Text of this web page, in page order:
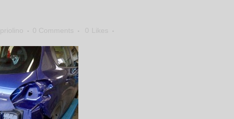
priolino 0 Comments 0 Likes